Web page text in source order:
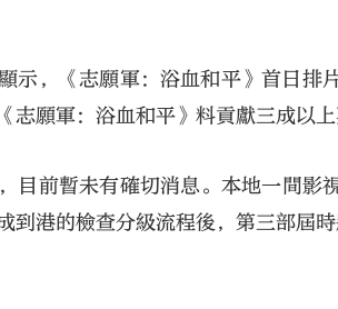
示，《志願軍：浴血和平》首日
志願軍：浴血和平》料貢獻三成以上
目前暫未有確切消息。本地一間影
到港的檢查分級流程後，第三部屆時